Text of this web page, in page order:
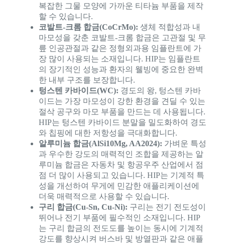
복잡한 그물 모양에 가까운 티타늄 부품을 제작
할 수 있습니다.
코발트-크롬 합금(CoCrMo): 생체 적합성과 내
마모성을 갖춘 코발트-크롬 합금은 고관절 및 무
릎 인공관절과 같은 정형외과용 임플란트에 가
장 많이 사용되는 소재입니다. HIP는 임플란트
의 장기적인 성능과 환자의 웰빙에 중요한 완벽
한 내부 구조를 보장합니다.
텅스텐 카바이드(WC): 경도의 왕, 텅스텐 카바
이드는 가장 마모성이 강한 환경을 견딜 수 있는
절삭 공구와 마모 부품을 만드는 데 사용됩니다.
HIP는 텅스텐 카바이드 분말을 밀도화하여 경도
와 칩핑에 대한 저항성을 극대화합니다.
알루미늄 합금(AlSi10Mg, AA2024): 가벼운 특성
과 우수한 강도의 매력적인 조합을 제공하는 알
루미늄 합금은 자동차 및 항공우주 산업에서 점
점 더 많이 사용되고 있습니다. HIP는 기계적 특
성을 개선하여 무게에 민감한 애플리케이션에
더욱 매력적으로 사용할 수 있습니다.
구리 합금(Cu-Sn, Cu-Ni): 구리는 전기 전도성이
뛰어나 전기 부품에 필수적인 소재입니다. HIP
는 구리 합금의 전도도를 높이는 동시에 기계적
강도를 향상시켜 버스바 및 방열판과 같은 애플